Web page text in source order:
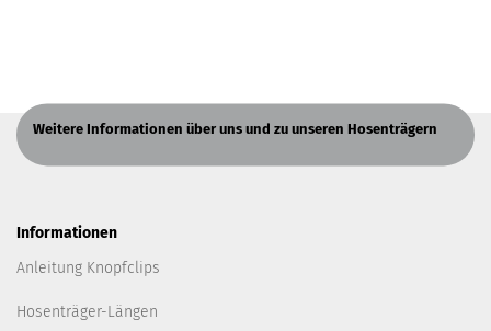
Weitere Informationen über uns und zu unseren Hosenträgern
Informationen
Anleitung Knopfclips
Hosenträger-Längen